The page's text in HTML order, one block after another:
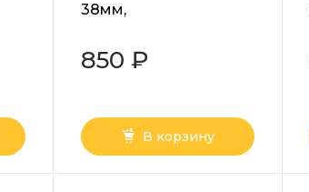
38мм,
стопорными винтами
850 ₽
В корзину